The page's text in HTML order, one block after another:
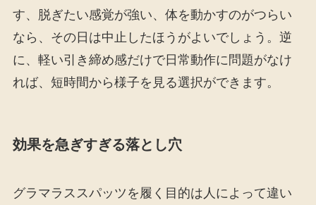
す、脱ぎたい感覚が強い、体を動かすのがつらい
なら、その日は中止したほうがよいでしょう。逆
に、軽い引き締め感だけで日常動作に問題がなけ
れば、短時間から様子を見る選択ができます。
効果を急ぎすぎる落とし穴
グラマラススパッツを履く目的は人によって違い